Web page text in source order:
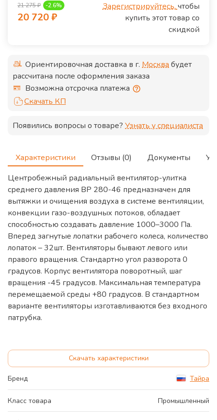
21 275₽ -2.6%
20 720₽
Зарегистрируйтесь,чтобы
купить этот товар со
скидкой
Ориентировочная доставка в г. Москвабудет
рассчитана после оформления заказа
Возможна отсрочка платежа
Скачать КП
Появились вопросы о товаре? Узнать у специалиста
Характеристики Отзывы (0) Документы
Центробежный радиальный вентилятор-улитка
среднего давления ВР 280-46 предназначен для
вытяжки и очищения воздуха в системе вентиляции,
конвекции газо-воздушных потоков, обладает
способностью создавать давление 1000–3000 Па.
Вперед загнутые лопатки рабочего колеса, количество
лопаток – 32шт. Вентиляторы бывают левого или
правого вращения. Стандартно угол разворота 0
градусов. Корпус вентилятора поворотный, шаг
вращения -45 градусов. Максимальная температура
перемещаемой среды +80 градусов. В стандартном
варианте вентиляторы изготавливаются без входного
патрубка.
Скачать характеристики
Бренд Тайра
Класс товара Промышленный